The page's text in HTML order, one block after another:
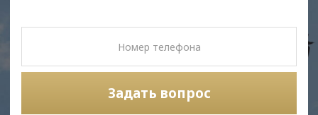
Задать вопрос